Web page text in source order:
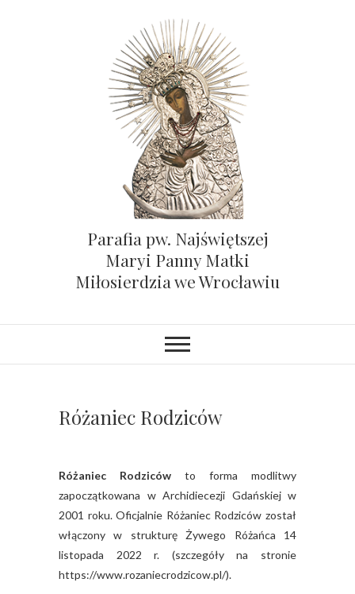
Parafia pw. Najświętszej
Maryi Panny Matki
Miłosierdzia we Wrocławiu
Różaniec Rodziców
Różaniec Rodziców to forma modlitwy
zapoczątkowana w Archidiecezji Gdańskiej w
2001 roku. Oficjalnie Różaniec Rodziców został
włączony w strukturę Żywego Różańca 14
listopada 2022 r. (szczegóły na stronie
https://www.rozaniecrodzicow.pl/).